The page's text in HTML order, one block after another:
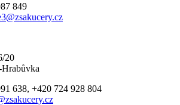
849
20
Hrabůvka
638, +420 724 928 804